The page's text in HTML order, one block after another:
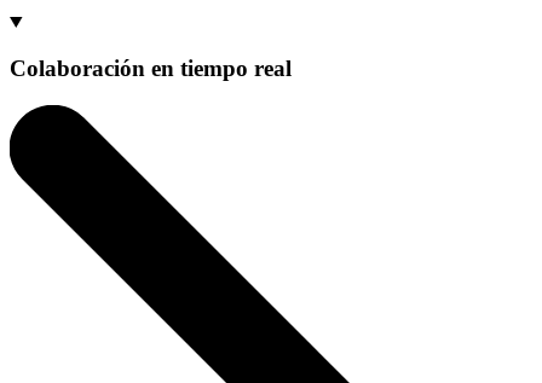
Colaboración en tiempo real